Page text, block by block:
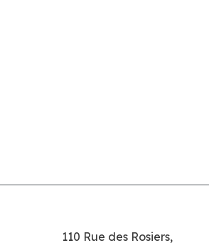
110 Rue des Rosiers,